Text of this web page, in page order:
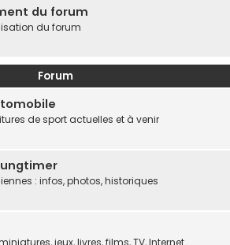
du forum
du forum
Forum
de sport actuelles et à venir
: infos, photos, historiques